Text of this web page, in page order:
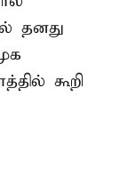
தனது
கூறி